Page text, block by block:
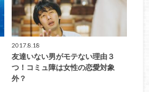
2017.8.18
友達いない男がモテない理由３
つ！コミュ障は女性の恋愛対象
外？